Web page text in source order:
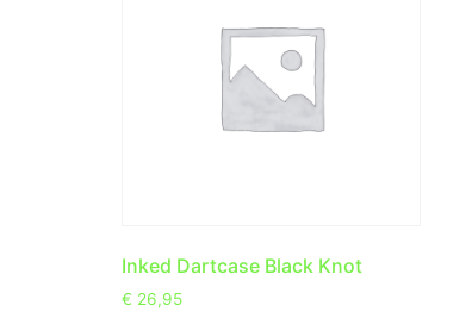
Inked Dartcase Black Knot
€ 26,95